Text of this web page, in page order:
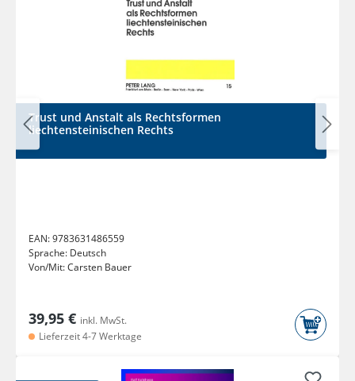
Trust und Anstalt als Rechtsformen
liechtensteinischen Rechts
EAN:9783631486559
Sprache: Deutsch
Von/Mit:Carsten Bauer
39,95 € inkl. MwSt.
Lieferzeit 4-7 Werktage